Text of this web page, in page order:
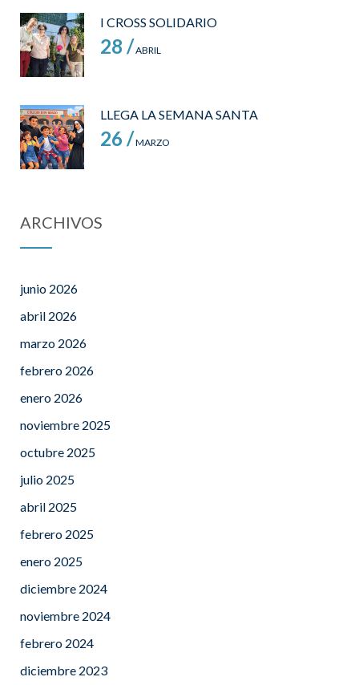
I CROSS SOLIDARIO
28 /ABRIL
LLEGA LA SEMANA SANTA
26 /MARZO
ARCHIVOS
junio 2026
abril 2026
marzo 2026
febrero 2026
enero 2026
noviembre 2025
octubre 2025
julio 2025
abril 2025
febrero 2025
enero 2025
diciembre 2024
noviembre 2024
febrero 2024
diciembre 2023